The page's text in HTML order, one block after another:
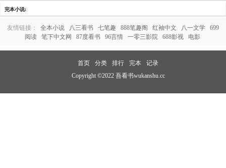
完本小说:
友情链接： 全本小说 八三看书 七笔趣 888笔趣阁 红袖中文 八一文学
699
阅读
笔下中文网 87度看书 96言情 一零三影院 688影视 电影
首页 分类 排行 完本
记录
Copyright ©2022 吾看书wukanshu.cc